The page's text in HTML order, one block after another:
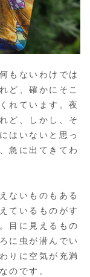
もないわけでは
ど、確かにそこ
れています。夜
ど、しかし、そ
はいないと思っ
急に出てきてわ
ないものもある
ているものがす
目に見えるもの
に虫が潜んでい
りに空気が充満
のです。